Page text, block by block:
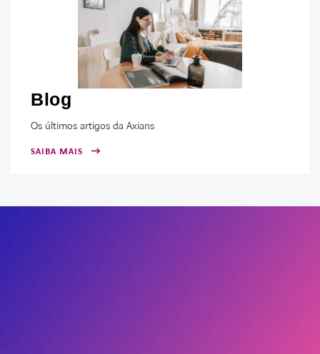
Blog
Os últimos artigos da Axians
SAIBA MAIS